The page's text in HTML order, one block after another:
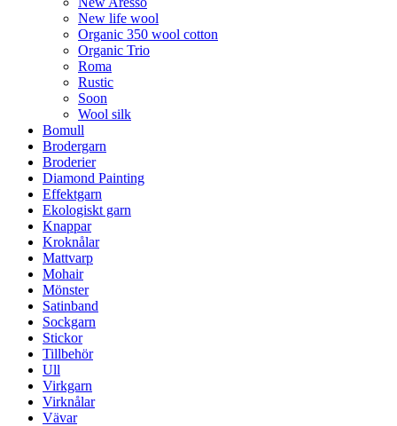
New life wool
Organic 350 wool cotton
Organic Trio
Roma
Rustic
Soon
Wool silk
Bomull
Brodergarn
Broderier
Diamond Painting
Effektgarn
Ekologiskt garn
Knappar
Kroknålar
Mattvarp
Mohair
Mönster
Satinband
Sockgarn
Stickor
Tillbehör
Ull
Virkgarn
Virknålar
Vävar